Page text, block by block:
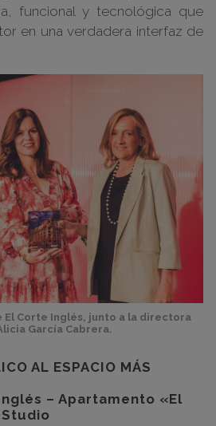
funcional y tecnológica que
en una verdadera interfaz de
El Corte Inglés, junto a la directora
García Cabrera.
AL ESPACIO MÁS
– Apartamento «El